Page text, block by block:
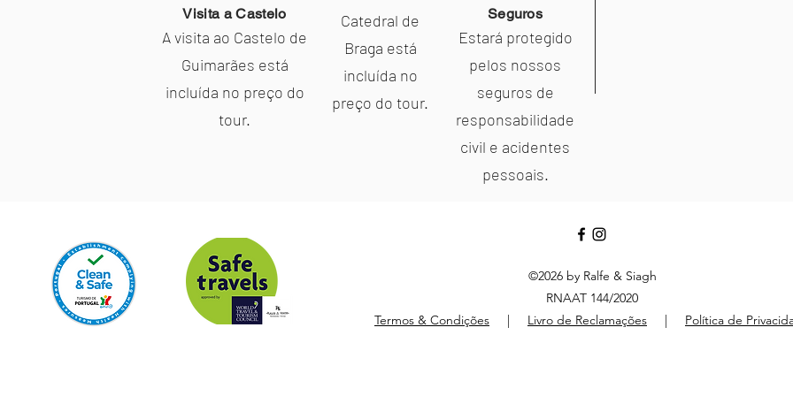
Visita a Castelo
A visita ao Castelo de
Guimarães está
incluída no preço do
tour.
Seguros
Estará protegido
pelos nossos
seguros de
responsabilidade
civil e acidentes
pessoais.
Catedral de
Braga está
incluída no
preço do tour.
©2026 by Ralfe & Siagh
RNAAT 144/2020
Termos & Condições | Livro de Reclamações | Política de